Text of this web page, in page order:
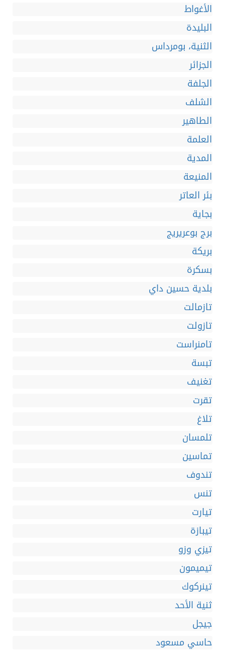
الأغواط
البليدة
الثنية، بومرداس
الجزائر
الجلفة
الشلف
الطاهير
العلمة
المدية
المنيعة
بئر العاتر
بجاية
برج بوعريريج
بريكة
بسكرة
بلدية حسين داي
تازمالت
تازولت
تامنراست
تبسة
تغنيف
تقرت
تلاغ
تلمسان
تماسين
تندوف
تنس
تيارت
تيبازة
تيزي وزو
تيميمون
تينركوك
ثنية الأحد
جيجل
حاسي مسعود